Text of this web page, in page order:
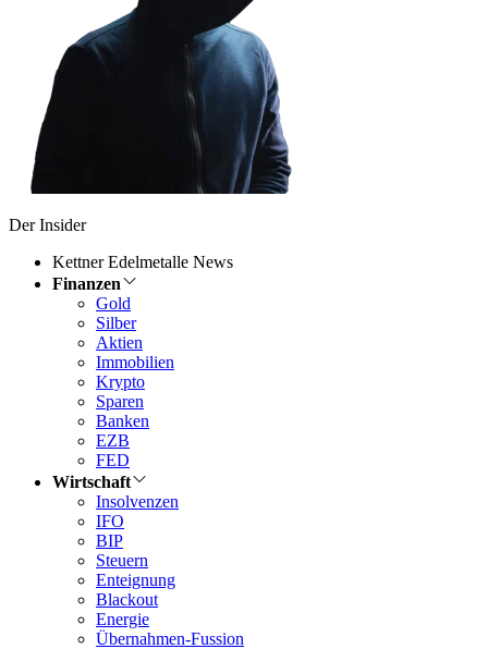
Der Insider
Kettner Edelmetalle News
Finanzen
Gold
Silber
Aktien
Immobilien
Krypto
Sparen
Banken
EZB
FED
Wirtschaft
Insolvenzen
IFO
BIP
Steuern
Enteignung
Blackout
Energie
Übernahmen-Fussion